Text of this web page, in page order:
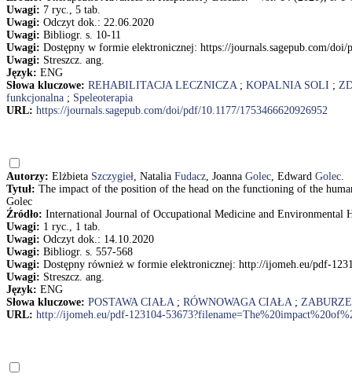
Uwagi: 7 ryc., 5 tab.
Uwagi: Odczyt dok.: 22.06.2020
Uwagi: Bibliogr. s. 10-11
Uwagi: Dostępny w formie elektronicznej: https://journals.sagepub.com/doi/
Uwagi: Streszcz. ang.
Język: ENG
Słowa kluczowe: REHABILITACJA LECZNICZA; KOPALNIA SOLI ;
funkcjonalna ; Speleoterapia
URL: https://journals.sagepub.com/doi/pdf/10.1177/1753466620926952
Autorzy: Elżbieta Szczygieł, Natalia Fudacz, Joanna Golec, Edward Golec.
Tytuł: The impact of the position of the head on the functioning of the
Golec
Źródło: International Journal of Occupational Medicine and Environmental
Uwagi: 1 ryc., 1 tab.
Uwagi: Odczyt dok.: 14.10.2020
Uwagi: Bibliogr. s. 557-568
Uwagi: Dostępny również w formie elektronicznej: http://ijomeh.eu/pdf-
Uwagi: Streszcz. ang.
Język: ENG
Słowa kluczowe: POSTAWA CIAŁA; RÓWNOWAGA CIAŁA;
URL: http://ijomeh.eu/pdf-123104-